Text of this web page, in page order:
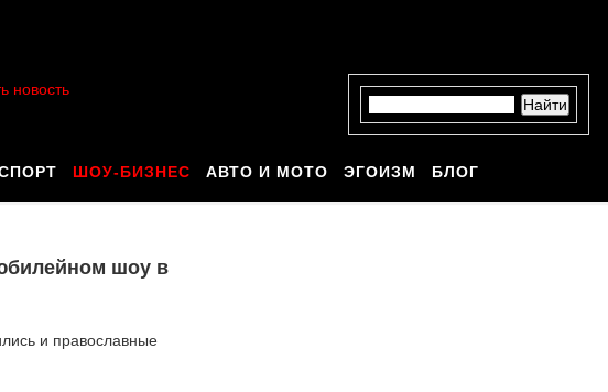
новость
ШОУ-БИЗНЕС АВТО И МОТО ЭГОИЗМ БЛОГ
шоу в
и православные